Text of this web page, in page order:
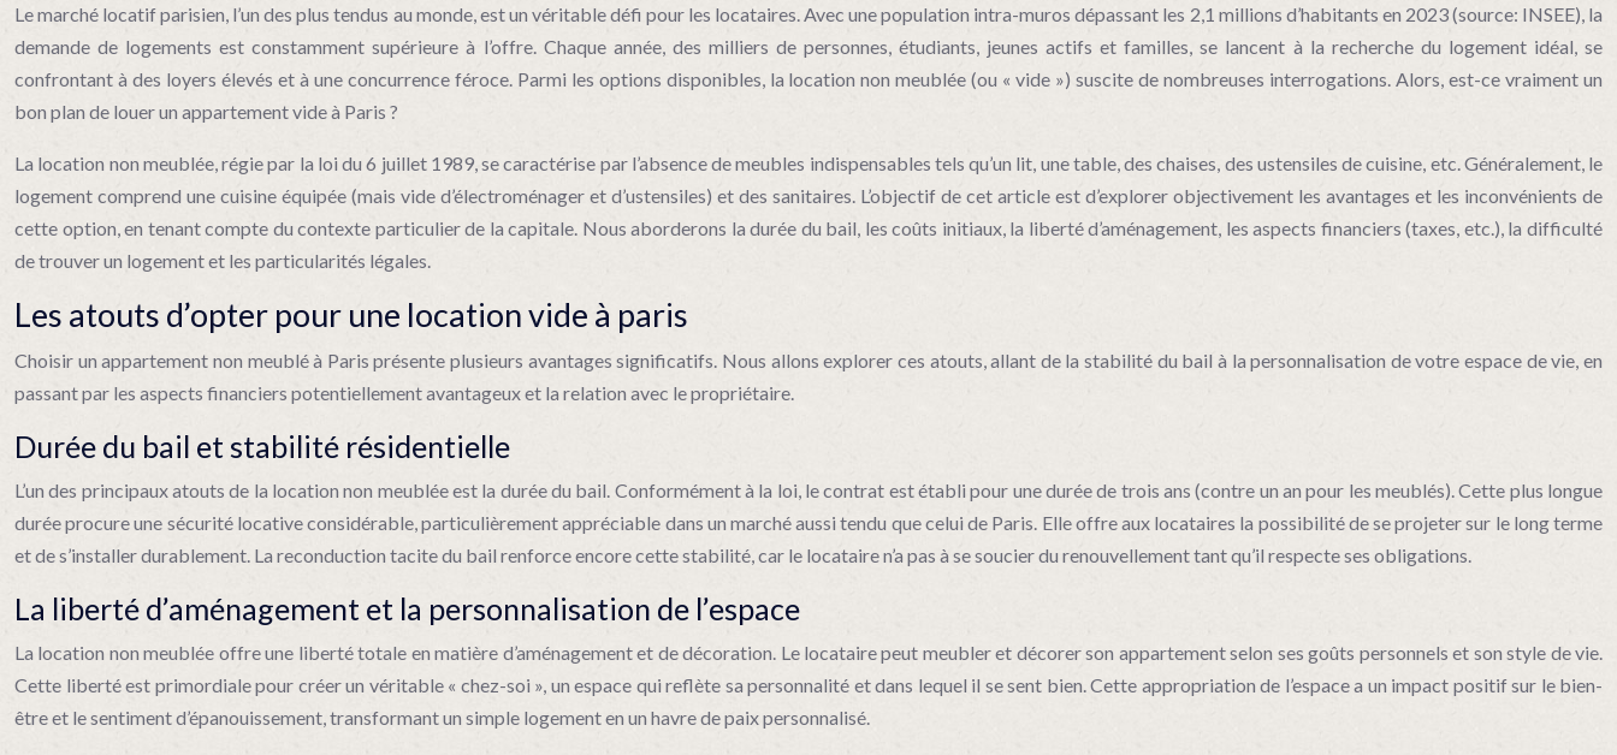
Le marché locatif parisien, l’un des plus tendus au monde, est un véritable défi pour les locataires. Avec une population intra-muros dépassant les 2,1 millions d’habitants en 2023 (source: INSEE), la
demande de logements est constamment supérieure à l’offre. Chaque année, des milliers de personnes, étudiants, jeunes actifs et familles, se lancent à la recherche du logement idéal, se
confrontant à des loyers élevés et à une concurrence féroce. Parmi les options disponibles, la location non meublée (ou « vide ») suscite de nombreuses interrogations. Alors, est-ce vraiment un
bon plan de louer un appartement vide à Paris ?
La location non meublée, régie par la loi du 6 juillet 1989, se caractérise par l’absence de meubles indispensables tels qu’un lit, une table, des chaises, des ustensiles de cuisine, etc. Généralement, le
logement comprend une cuisine équipée (mais vide d’électroménager et d’ustensiles) et des sanitaires. L’objectif de cet article est d’explorer objectivement les avantages et les inconvénients de
cette option, en tenant compte du contexte particulier de la capitale. Nous aborderons la durée du bail, les coûts initiaux, la liberté d’aménagement, les aspects financiers (taxes, etc.), la difficulté
de trouver un logement et les particularités légales.
Les atouts d’opter pour une location vide à paris
Choisir un appartement non meublé à Paris présente plusieurs avantages significatifs. Nous allons explorer ces atouts, allant de la stabilité du bail à la personnalisation de votre espace de vie, en
passant par les aspects financiers potentiellement avantageux et la relation avec le propriétaire.
Durée du bail et stabilité résidentielle
L’un des principaux atouts de la location non meublée est la durée du bail. Conformément à la loi, le contrat est établi pour une durée de trois ans (contre un an pour les meublés). Cette plus longue
durée procure une sécurité locative considérable, particulièrement appréciable dans un marché aussi tendu que celui de Paris. Elle offre aux locataires la possibilité de se projeter sur le long terme
et de s’installer durablement. La reconduction tacite du bail renforce encore cette stabilité, car le locataire n’a pas à se soucier du renouvellement tant qu’il respecte ses obligations.
La liberté d’aménagement et la personnalisation de l’espace
La location non meublée offre une liberté totale en matière d’aménagement et de décoration. Le locataire peut meubler et décorer son appartement selon ses goûts personnels et son style de vie.
Cette liberté est primordiale pour créer un véritable « chez-soi », un espace qui reflète sa personnalité et dans lequel il se sent bien. Cette appropriation de l’espace a un impact positif sur le bien-
être et le sentiment d’épanouissement, transformant un simple logement en un havre de paix personnalisé.